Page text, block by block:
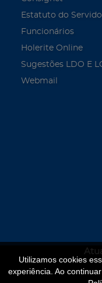
Utilizamos cookies
experiência. Ao
Estatuto do
Funcionários
Holerite Online
Sugestões LDO E
Webmail